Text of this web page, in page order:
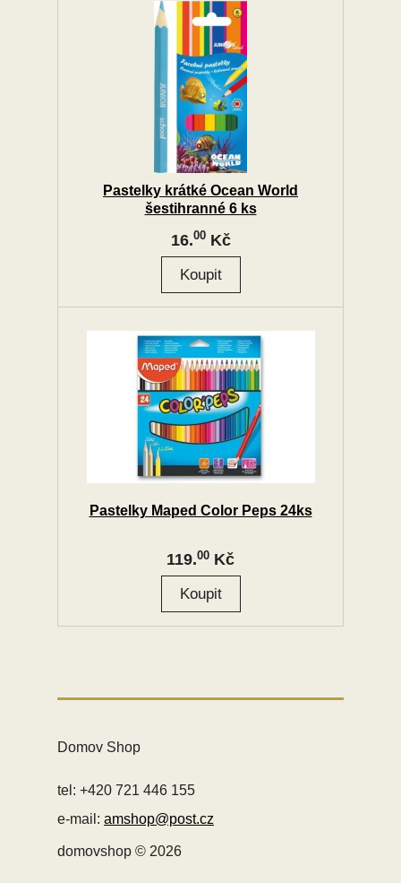
Pastelky krátké Ocean World
šestihranné 6 ks
16.00Kč
Pastelky Maped Color Peps 24ks
119.00 Kč
Domov Shop
tel: +420 721 446 155
e-mail: amshop@post.cz
domovshop © 2026